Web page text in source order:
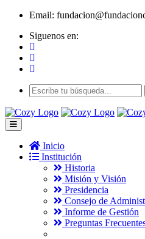
Email:
Siguenos en:
Inicio
Institución
Historia
Misión y Visión
Presidencia
Consejo de
Informe de Gestión
Preguntas